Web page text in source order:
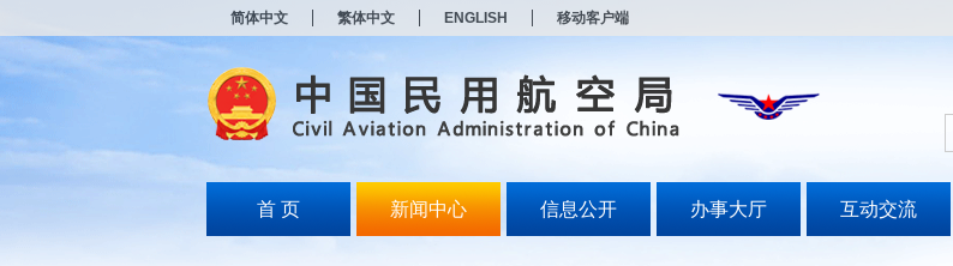
简体中文 繁体中文 ENGLISH 移动客户端
首 页 新闻中心 信息公开 办事大厅 互动交流
打
无
障